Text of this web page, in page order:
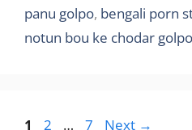
panu golpo, bengali porn
notun bou ke chodar golpo
Page
1 Page
2 … Page
7 Next →